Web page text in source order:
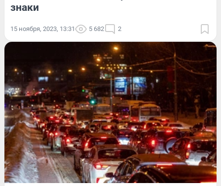
знаки
15 ноября, 2023, 13:31 5 682 2